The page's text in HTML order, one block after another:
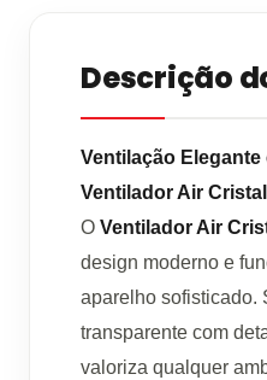
Descrição
Ventilação
Ventilador Air
O Ventilador Air
design moderno e
aparelho sofisticado.
transparente com
valoriza qualquer